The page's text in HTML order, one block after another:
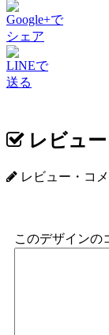
Google+で
シェア
LINEで
送る
レビュー
レビュー・コ
このデザインの